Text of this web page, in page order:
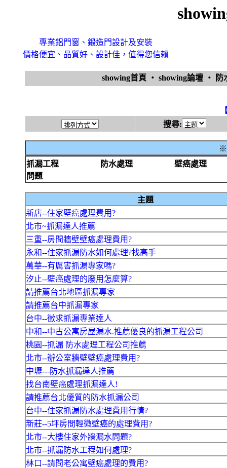
專業鋁門窗、鍛造門設計及安裝
價格便宜、品質好、設計佳，值得您信賴
showing首頁 ‧ showing論壇 ‧
搜尋:
※
抓漏工程
防水處理
壁癌處理
問題
主題
新店--住家壁癌處理費用?
北市~抓漏達人推薦
三重--房間牆壁壁癌處理費用?
永和--住家抓漏防水如何處理?找高手
萬華--有厲害抓漏專家嗎?
汐止--壁癌處理的廢用怎麼算?
請推薦台北地區抓漏專家
請推薦台中抓漏專家
台中--徵求抓漏專業達人
中和--中古公寓房屋漏水.推薦優良的抓漏工程公司
桃園--抓漏 防水處理工程公司推薦
北市--辦公室牆壁壁癌處理費用?
中壢---防水抓漏達人推薦
找台南壁癌處理抓漏達人!
請推薦台北優質的防水抓漏公司
台中--住家抓漏防水處理費用行情?
新莊--5坪房間輕微壁癌的處理費用?
北市--大樓住家外牆漏水問題?
北市--抓漏防水工程如何處理?
林口--請問老公寓壁癌處理的費用?